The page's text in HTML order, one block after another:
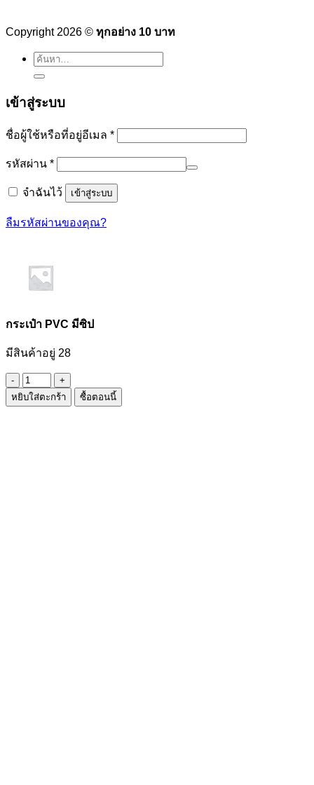
Copyright 2026 © ทุกอย่าง 10 บาท
ค้นหา:
เข้าสู่ระบบ
ชื่อผู้ใช้หรือที่อยู่อีเมล *ต้องการ
รหัสผ่าน *ต้องการ
จำฉันไว้ เข้าสู่ระบบ
ลืมรหัสผ่านของคุณ?
กระเป๋า PVC มีซิป
มีสินค้าอยู่ 28
จำนวน
กระเป๋า
หยิบใส่ตะกร้า ซื้อตอนนี้